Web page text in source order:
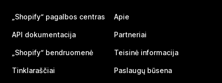
„Shopify“ pagalbos centras
API dokumentacija
„Shopify“ bendruomenė
Tinklaraščiai
Apie
Partneriai
Teisinė informacija
Paslaugų būsena